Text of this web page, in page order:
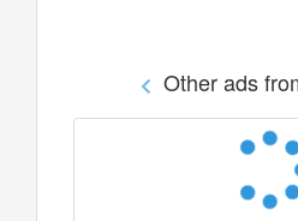
Other ads